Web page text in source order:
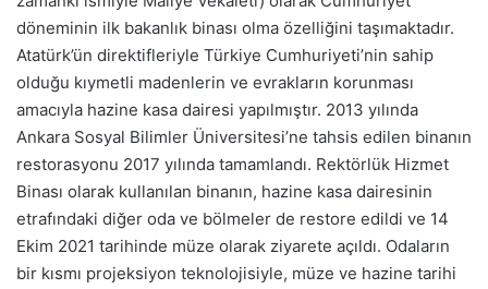
döneminin ilk bakanlık binası olma özelliğini taşımaktadır.
Atatürk’ün direktifleriyle Türkiye Cumhuriyeti’nin sahip
olduğu kıymetli madenlerin ve evrakların korunması
amacıyla hazine kasa dairesi yapılmıştır. 2013 yılında
Ankara Sosyal Bilimler Üniversitesi’ne tahsis edilen binanın
restorasyonu 2017 yılında tamamlandı. Rektörlük Hizmet
Binası olarak kullanılan binanın, hazine kasa dairesinin
etrafındaki diğer oda ve bölmeler de restore edildi ve 14
Ekim 2021 tarihinde müze olarak ziyarete açıldı. Odaların
bir kısmı projeksiyon teknolojisiyle, müze ve hazine tarihi